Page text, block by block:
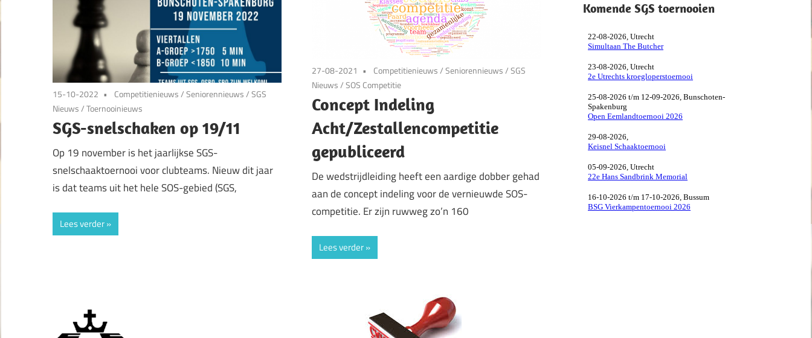
15-10-2022 Competitienieuws/Seniorennieuws/SGS
Nieuws/Toernooinieuws
SGS-snelschaken op 19/11
Op 19 november is het jaarlijkse SGS-
snelschaaktoernooi voor clubteams. Nieuw dit jaar
is dat teams uit het hele SOS-gebied (SGS,
Lees verder
27-08-2021 Competitienieuws/Seniorennieuws/SGS
Nieuws/SOS Competitie
Concept Indeling
Acht/Zestallencompetitie
gepubliceerd
De wedstrijdleiding heeft een aardige dobber gehad
aan de concept indeling voor de vernieuwde SOS-
competitie. Er zijn ruwweg zo’n 160
Lees verder
Komende SGS toernooien